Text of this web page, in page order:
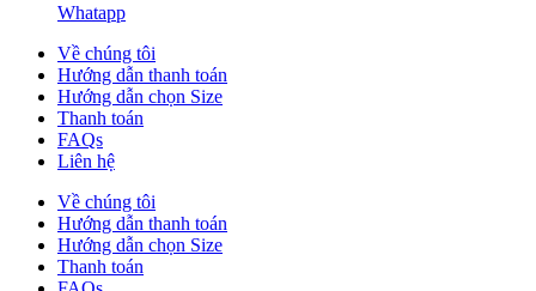
Whatapp
Về chúng tôi
Hướng dẫn thanh toán
Hướng dẫn chọn Size
Thanh toán
FAQs
Liên hệ
Về chúng tôi
Hướng dẫn thanh toán
Hướng dẫn chọn Size
Thanh toán